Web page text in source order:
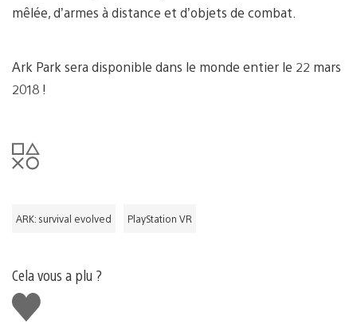
mêlée, d’armes à distance et d’objets de combat.
Ark Park sera disponible dans le monde entier le 22 mars
2018 !
ARK: survival evolved PlayStation VR
Cela vous a plu ?
J'aime